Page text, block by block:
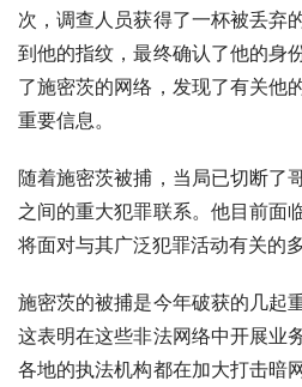
次，调查人员获得了一杯被丢弃
到他的指纹，最终确认了他的身
了施密茨的网络，发现了有关他
重要信息。
随着施密茨被捕，当局已切断了
之间的重大犯罪联系。他目前面
将面对与其广泛犯罪活动有关的多
施密茨的被捕是今年破获的几起
这表明在这些非法网络中开展业
各地的执法机构都在加大打击暗